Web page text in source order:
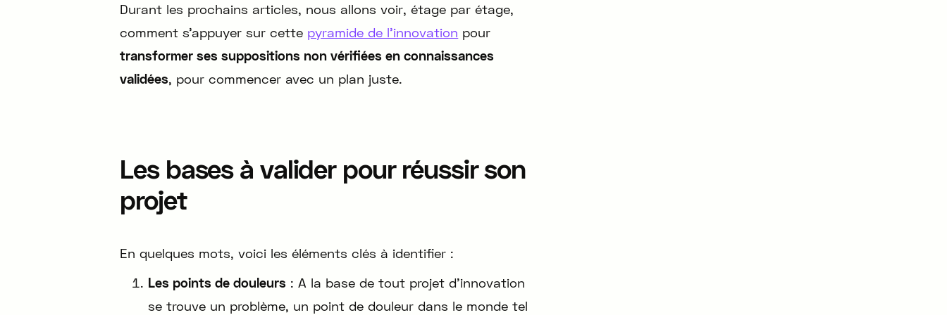
Durant les prochains articles, nous allons voir, étage par étage,
comment s’appuyer sur cette pyramide de l’innovation pour
transformer ses suppositions non vérifiées en connaissances
validées, pour commencer avec un plan juste.
Les bases à valider pour réussir son
projet
En quelques mots, voici les éléments clés à identifier :
Les points de douleurs : A la base de tout projet d’innovation
se trouve un problème, un point de douleur dans le monde tel